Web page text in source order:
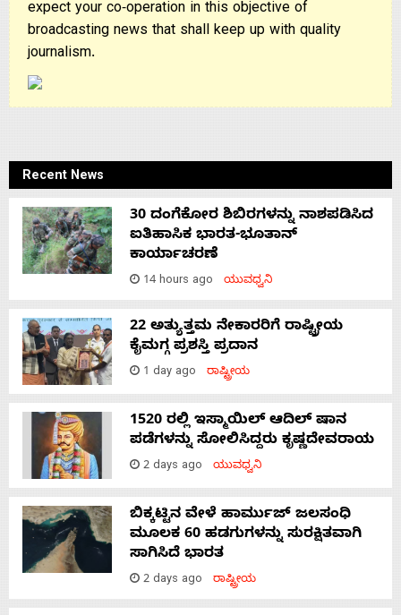
expect your co-operation in this objective of
broadcasting news that shall keep up with quality
journalism.
Recent News
30 ದಂಗೆಕೋರ ಶಿಬಿರಗಳನ್ನು ನಾಶಪಡಿಸಿದ
ಐತಿಹಾಸಿಕ ಭಾರತ-ಭೂತಾನ್
ಕಾರ್ಯಾಚರಣೆ
14 hours ago ಯುವಧ್ವನಿ
22 ಅತ್ಯುತ್ತಮ ನೇಕಾರರಿಗೆ ರಾಷ್ಟ್ರೀಯ
ಕೈಮಗ್ಗ ಪ್ರಶಸ್ತಿ ಪ್ರದಾನ
1 day ago ರಾಷ್ಟ್ರೀಯ
1520 ರಲ್ಲಿ ಇಸ್ಮಾಯಿಲ್ ಆದಿಲ್ ಷಾನ
ಪಡೆಗಳನ್ನು ಸೋಲಿಸಿದ್ದರು ಕೃಷ್ಣದೇವರಾಯ
2 days ago ಯುವಧ್ವನಿ
ಬಿಕ್ಕಟ್ಟಿನ ವೇಳೆ ಹಾರ್ಮುಜ್ ಜಲಸಂಧಿ
ಮೂಲಕ 60 ಹಡಗುಗಳನ್ನು ಸುರಕ್ಷಿತವಾಗಿ
ಸಾಗಿಸಿದೆ ಭಾರತ
2 days ago ರಾಷ್ಟ್ರೀಯ